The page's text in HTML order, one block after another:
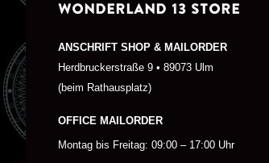
WONDERLAND 13 STORE
ANSCHRIFT SHOP & MAILORDER
Herdbruckerstraße 9 • 89073 Ulm
(beim Rathausplatz)
OFFICE MAILORDER
Montag bis Freitag: 09:00 – 17:00 Uhr